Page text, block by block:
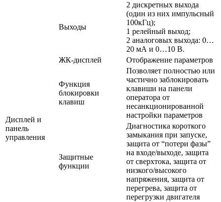
Выходы
2 дискретных выхода
(один из них импульсный
100кГц);
1 релейный выход;
2 аналоговых выхода: 0…
20 мА и 0…10 В.
Дисплей и
панель
управления
ЖК-дисплей Отображение параметров
Функция
блокировки
клавиш
Позволяет полностью или
частично заблокировать
клавиши на панели
оператора от
несанкционированной
настройки параметров
Защитные
функции
Диагностика короткого
замыкания при запуске,
защита от “потери фазы”
на входе/выходе, защита
от сверхтока, защита от
низкого/высокого
напряжения, защита от
перегрева, защита от
перегрузки двигателя